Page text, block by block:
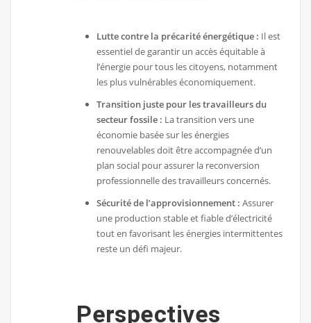
Lutte contre la précarité énergétique : Il est
essentiel de garantir un accès équitable à
l’énergie pour tous les citoyens, notamment
les plus vulnérables économiquement.
Transition juste pour les travailleurs du
secteur fossile : La transition vers une
économie basée sur les énergies
renouvelables doit être accompagnée d’un
plan social pour assurer la reconversion
professionnelle des travailleurs concernés.
Sécurité de l’approvisionnement : Assurer
une production stable et fiable d’électricité
tout en favorisant les énergies intermittentes
reste un défi majeur.
Perspectives